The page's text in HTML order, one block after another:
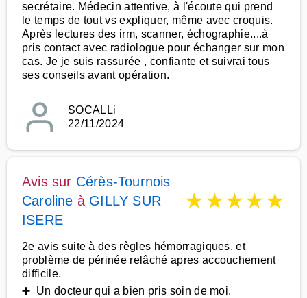
secrétaire. Médecin attentive, à l'écoute qui prend
le temps de tout vs expliquer, même avec croquis.
Après lectures des irm, scanner, échographie....à
pris contact avec radiologue pour échanger sur mon
cas. Je je suis rassurée , confiante et suivrai tous
ses conseils avant opération.
SOCALLi
22/11/2024
Avis sur Cérès-Tournois
Caroline à GILLY SUR
ISERE
★★★★★
2e avis suite à des règles hémorragiques, et
problème de périnée relâché apres accouchement
difficile.
➕ Un docteur qui a bien pris soin de moi.